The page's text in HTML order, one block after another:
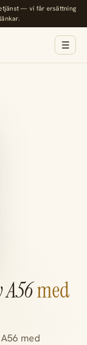
— vi får ersättning
☰
med
med